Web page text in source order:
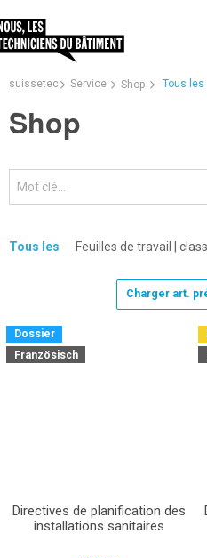
suissetec Service Shop Tous les
Shop
Recherche
Tous les Feuilles de travail |
Charger art.
Dossier
Französisch
Directives de planification des
installations sanitaires